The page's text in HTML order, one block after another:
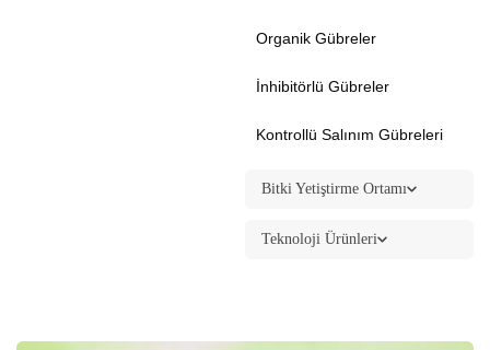
Organik Gübreler
İnhibitörlü Gübreler
Kontrollü Salınım Gübreleri
Bitki Yetiştirme Ortamı
Teknoloji Ürünleri